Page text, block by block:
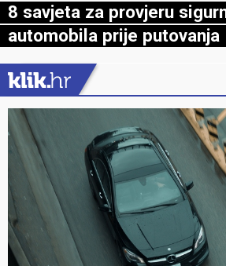
8 savjeta za provjeru
automobila prije putovanja